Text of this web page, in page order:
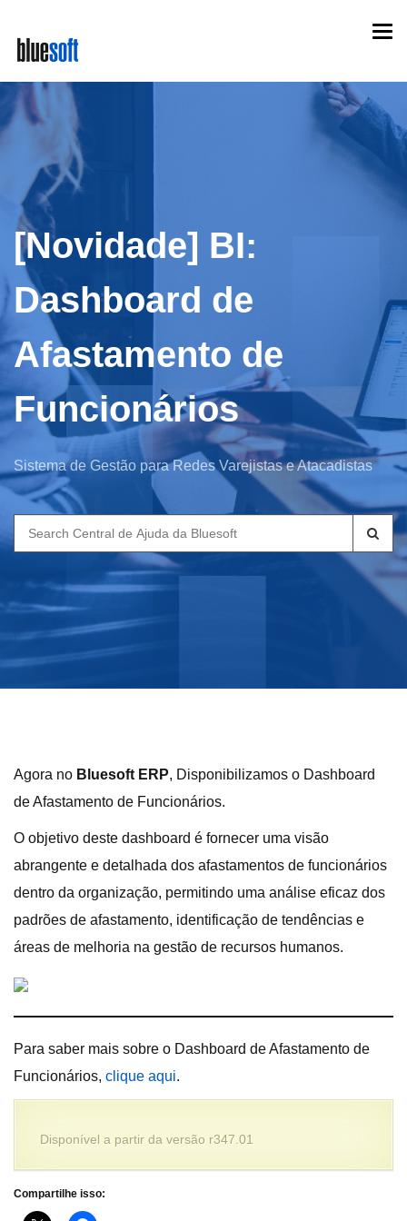
main
content
[Novidade] BI:
Dashboard de
Afastamento de
Funcionários
Sistema de Gestão para Redes Varejistas e Atacadistas
Search
for:
Agora no Bluesoft ERP, Disponibilizamos o Dashboard
de Afastamento de Funcionários.
O objetivo deste dashboard é fornecer uma visão
abrangente e detalhada dos afastamentos de funcionários
dentro da organização, permitindo uma análise eficaz dos
padrões de afastamento, identificação de tendências e
áreas de melhoria na gestão de recursos humanos.
Para saber mais sobre o Dashboard de Afastamento de
Funcionários, clique aqui.
Disponível a partir da versão r347.01
Compartilhe isso: